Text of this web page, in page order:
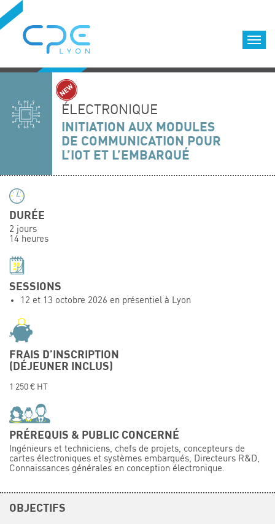
Accueil
Formations qualifiantes
Formations diplômantes
Infos pratiques
Déroulement des formations
Equipe
Événements
Contacts
ÉLECTRONIQUE
INITIATION AUX MODULES
DE COMMUNICATION POUR
L’IOT ET L’EMBARQUÉ
DURÉE
2 jours
14 heures
SESSIONS
12 et 13 octobre 2026 en présentiel à Lyon
FRAIS D’INSCRIPTION
(DÉJEUNER INCLUS)
1 250 € HT
PRÉREQUIS & PUBLIC CONCERNÉ
Ingénieurs et techniciens, chefs de projets, concepteurs de
cartes électroniques et systèmes embarqués, Directeurs R&D,
Connaissances générales en conception électronique.
OBJECTIFS
Cookies management panel